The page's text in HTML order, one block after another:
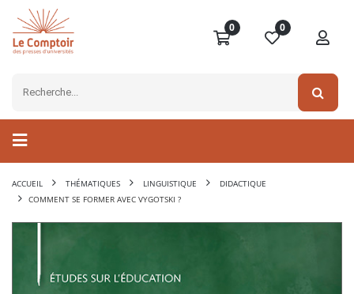
0 0
ACCUEIL THÉMATIQUES LINGUISTIQUE
DIDACTIQUE
COMMENT SE FORMER AVEC VYGOTSKI ?